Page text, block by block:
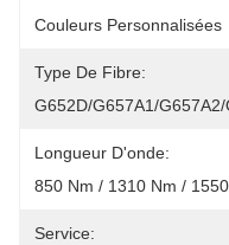
Couleurs Personnalisées
Type De Fibre:
G652D/G657A1/
Longueur D'onde:
850 Nm / 1310 Nm /
Service: